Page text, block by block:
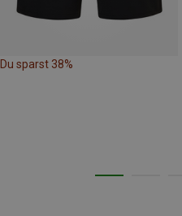
Du sparst 38%